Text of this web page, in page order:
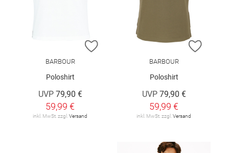
ZUR WUNSCHLISTE HINZUFÜGEN
BARBOUR
Poloshirt
UVP 79,90 €
59,99 €
inkl. MwSt. zzgl. Versand
ZUR
BARBOUR
Poloshirt
UVP 79,90 €
59,99 €
inkl. MwSt. zzgl. Versand